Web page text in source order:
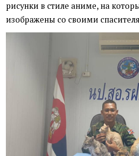
рисунки в стиле аниме, на
изображены со своими